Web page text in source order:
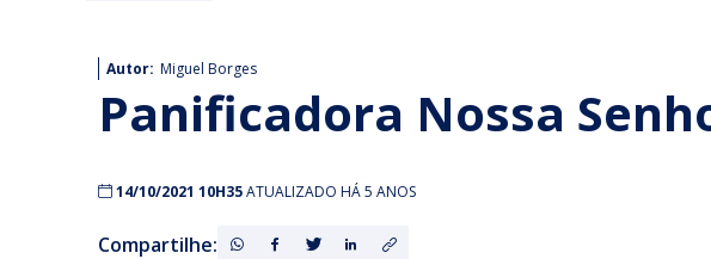
Autor: Miguel Borges
Panificadora Nossa
14/10/2021 10H35ATUALIZADO HÁ 5 ANOS
Compartilhe: